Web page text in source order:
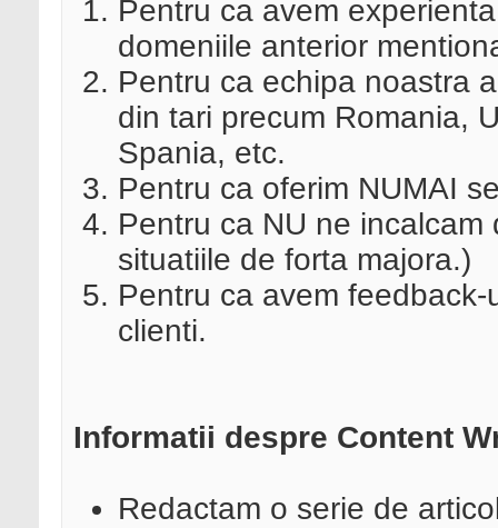
Pentru ca avem
domeniile anterior
Pentru ca echipa noastra
din tari precum Romania,
Spania, etc.
Pentru ca oferim NUMAI
Pentru ca NU ne
situatiile de forta majora.)
Pentru ca avem
clienti.
Informatii despre Content
Redactam o serie de